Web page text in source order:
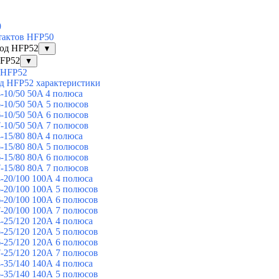
HFP50
HFP52
▼
▼
характеристики
50 50A 4 полюса
50 50А 5 полюсов
50 50А 6 полюсов
50 50А 7 полюсов
80 80A 4 полюса
80 80А 5 полюсов
80 80А 6 полюсов
80 80А 7 полюсов
100 100А 4 полюса
100 100А 5 полюсов
100 100А 6 полюсов
100 100А 7 полюсов
120 120А 4 полюса
120 120А 5 полюсов
120 120А 6 полюсов
120 120А 7 полюсов
140 140А 4 полюса
140 140А 5 полюсов